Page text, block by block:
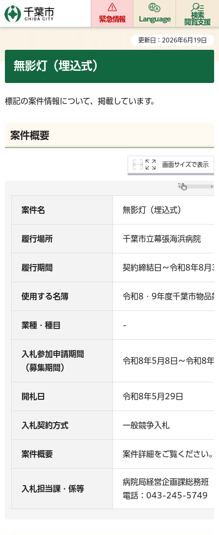
緊急情報 Language
検索
閲覧支援
更新日：2026年6月19日
無影灯（埋込式）
標記の案件情報について、掲載しています。
案件概要
画面サイズで表示
案件名 無影灯（埋込式）
履行場所 千葉市立幕張海浜病院
履行期間 契約締結日～令和8年8月
使用する名簿 令和8・9年度千葉市物品
業種・種目 -
入札参加申請期間
（募集期間）
令和8年5月8日～令和8年
開札日 令和8年5月29日
入札契約方式 一般競争入札
案件概要 案件詳細をご覧ください。
入札担当課・係等
病院局経営企画課総務班
電話：043-245-5749